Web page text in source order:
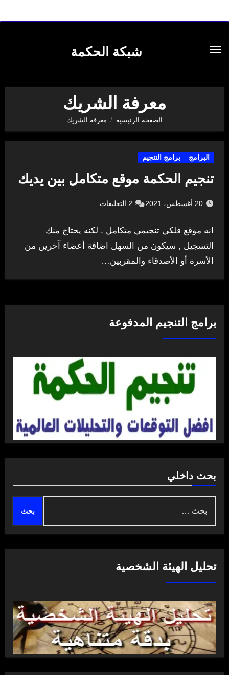
شبكة الحكمة
معرفة الشريك
الصفحة الرئيسية معرفة الشريك
البرامج برامج التنجيم
تنجيم الحكمة موقع متكامل بين يديك
20 أغسطس، 2021 2 التعليقات
انه موقع فلكي تنجيمي متكامل , لكنه يحتاج منك
التسجيل , سيكون من السهل اضافة أعضاء آخرين من
الأسرة أو الأصدقاء والمقربين…
برامج التنجيم المدفوعة
بحث داخلي
عن:
تحليل الهيئة الشخصية